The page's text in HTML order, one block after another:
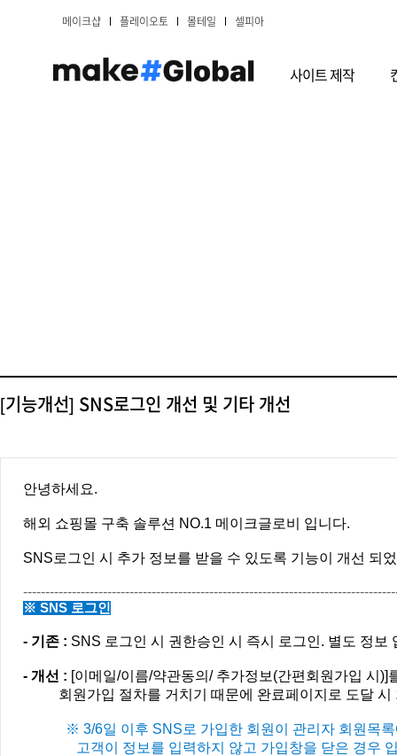
메이크샵 플레이오토 몰테일 셀피아
사이트 제작
[기능개선] SNS로그인 개선 및 기타 개선
안녕하세요.
해외 쇼핑몰 구축 솔루션 NO.1 메이크글로비 입니다.
SNS로그인 시 추가 정보를 받을 수 있도록 기능이 개선 되
※ SNS 로그인
- 기존 : SNS 로그인 시 권한승인 시 즉시 로그인. 별도 정보
- 개선 : [이메일/이름/약관동의/ 추가정보 (간편회원가입 시)]
회원가입 절차를 거치기 때문에 완료페이지로 도달 시
※ 3/6일 이후 SNS로 가입한 회원이 관리자 회원목
고객이 정보를 입력하지 않고 가입창을 닫은 경우